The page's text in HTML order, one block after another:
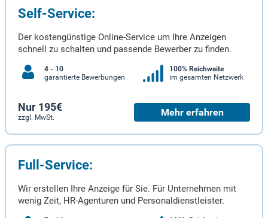
Self-Service:
Der kostengünstige Online-Service um Ihre Anzeigen
schnell zu schalten und passende Bewerber zu finden.
4 - 10
garantierte Bewerbungen
100% Reichweite
im gesamten Netzwerk
Nur 195€
zzgl. MwSt. Mehr erfahren
Full-Service:
Wir erstellen Ihre Anzeige für Sie. Für Unternehmen mit
wenig Zeit, HR-Agenturen und Personaldienstleister.